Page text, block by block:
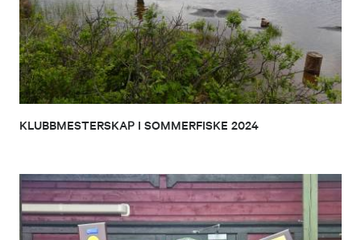
KLUBBMESTERSKAP I SOMMERFISKE 2024